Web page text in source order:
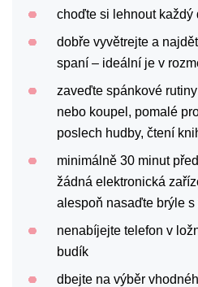
choďte si lehnout každý
dobře vyvětrejte a
spaní – ideální je v
zaveďte spánkové
nebo koupel, pomalé
poslech hudby, čtení
minimálně 30 minut
žádná elektronická
alespoň nasaďte brýle
nenabíjejte telefon v
budík
dbejte na výběr